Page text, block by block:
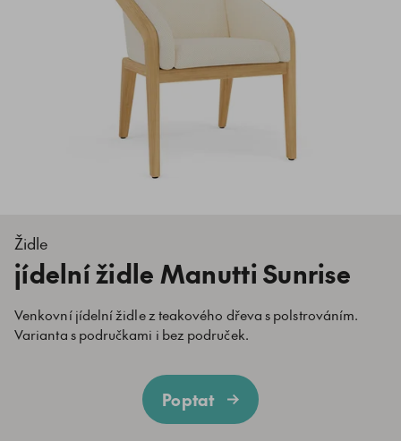
Židle
jídelní židle Manutti Sunrise
Venkovní jídelní židle z teakového dřeva s polstrováním.
Varianta s područkami i bez područek.
Poptat